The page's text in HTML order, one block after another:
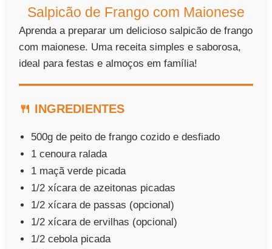
Salpicão de Frango com Maionese
Aprenda a preparar um delicioso salpicão de frango
com maionese. Uma receita simples e saborosa,
ideal para festas e almoços em família!
🍴 INGREDIENTES
500g de peito de frango cozido e desfiado
1 cenoura ralada
1 maçã verde picada
1/2 xícara de azeitonas picadas
1/2 xícara de passas (opcional)
1/2 xícara de ervilhas (opcional)
1/2 cebola picada